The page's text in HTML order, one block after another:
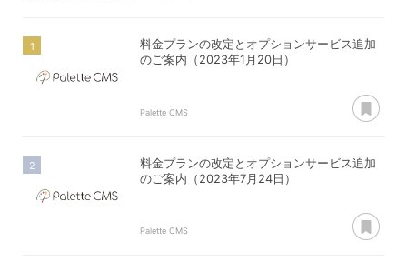
料金プランの改定とオプションサービス追加
のご案内（2023年1月20日）
Palette CMS
料金プランの改定とオプションサービス追加
のご案内（2023年7月24日）
Palette CMS